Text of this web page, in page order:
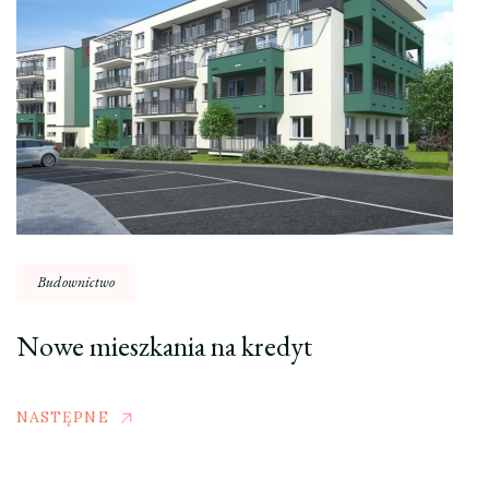
Budownictwo
Nowe mieszkania na kredyt
NASTĘPNE